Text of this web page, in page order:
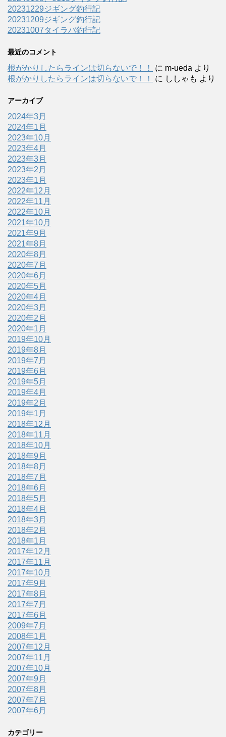
20231229ジギング釣行記
20231209ジギング釣行記
20231007タイラバ釣行記
最近のコメント
根がかりしたらラインは切らないで！！ に m-ueda より
根がかりしたらラインは切らないで！！
に ししゃも より
アーカイブ
2024年3月
2024年1月
2023年10月
2023年4月
2023年3月
2023年2月
2023年1月
2022年12月
2022年11月
2022年10月
2021年10月
2021年9月
2021年8月
2020年8月
2020年7月
2020年6月
2020年5月
2020年4月
2020年3月
2020年2月
2020年1月
2019年10月
2019年8月
2019年7月
2019年6月
2019年5月
2019年4月
2019年2月
2019年1月
2018年12月
2018年11月
2018年10月
2018年9月
2018年8月
2018年7月
2018年6月
2018年5月
2018年4月
2018年3月
2018年2月
2018年1月
2017年12月
2017年11月
2017年10月
2017年9月
2017年8月
2017年7月
2017年6月
2009年7月
2008年1月
2007年12月
2007年11月
2007年10月
2007年9月
2007年8月
2007年7月
2007年6月
カテゴリー